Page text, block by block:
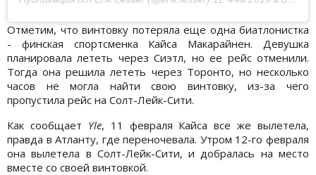
Отметим, что винтовку потеряла еще одна биатлонистка
- финская спортсменка Кайса Макарайнен. Девушка
планировала лететь через Сиэтл, но ее рейс отменили.
Тогда она решила лететь через Торонто, но несколько
часов не могла найти свою винтовку, из-за чего
пропустила рейс на Солт-Лейк-Сити.
Как сообщает Yle, 11 февраля Кайса все же вылетела,
правда в Атланту, где переночевала. Утром 12-го февраля
она вылетела в Солт-Лейк-Сити, и добралась на место
вместе со своей винтовкой.